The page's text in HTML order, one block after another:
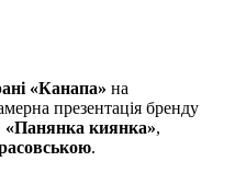
«Канапа» на
презентація бренду
«Панянка киянка»,
.